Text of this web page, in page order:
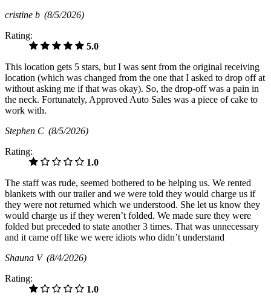
cristine b (8/5/2026)
Rating:
5.0
This location gets 5 stars, but I was sent from the original receiving
location (which was changed from the one that I asked to drop off at
without asking me if that was okay). So, the drop-off was a pain in
the neck. Fortunately, Approved Auto Sales was a piece of cake to
work with.
Stephen C (8/5/2026)
Rating:
1.0
The staff was rude, seemed bothered to be helping us. We rented
blankets with our trailer and we were told they would charge us if
they were not returned which we understood. She let us know they
would charge us if they weren’t folded. We made sure they were
folded but preceded to state another 3 times. That was unnecessary
and it came off like we were idiots who didn’t understand
Shauna V (8/4/2026)
Rating:
1.0